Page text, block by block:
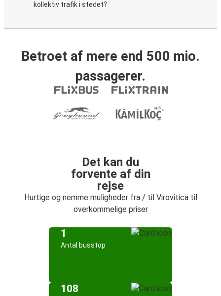
kollektiv trafik i stedet?
Betroet af mere end 500 mio.
passagerer.
Det kan du
forvente af din
rejse
Hurtige og nemme muligheder fra / til Virovitica til
overkommelige priser
1
Antal busstop
108